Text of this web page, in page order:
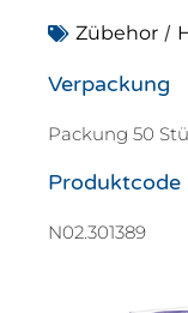
Zübehor /
Verpackung
Packung 50
Produktcode
N02.301389